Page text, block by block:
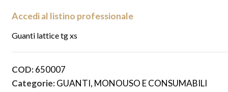
Accedi al listino professionale
Guanti lattice tg xs
COD:650007
Categorie:GUANTI, MONOUSO E CONSUMABILI